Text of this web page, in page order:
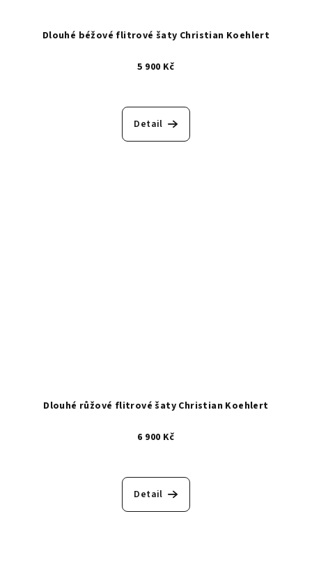
Dlouhé béžové flitrové šaty Christian Koehlert
5 900 Kč
Detail
Dlouhé růžové flitrové šaty Christian Koehlert
6 900 Kč
Detail